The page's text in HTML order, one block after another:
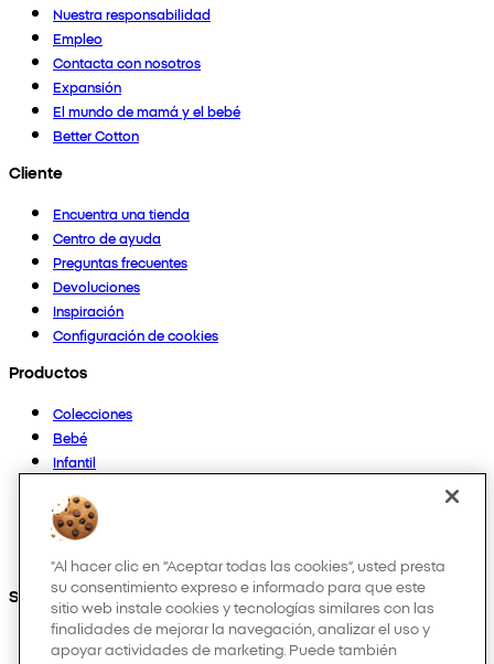
Nuestra responsabilidad
Empleo
Contacta con nosotros
Expansión
El mundo de mamá y el bebé
Better Cotton
Cliente
Encuentra una tienda
Centro de ayuda
Preguntas frecuentes
Devoluciones
Inspiración
Configuración de cookies
Productos
Colecciones
Bebé
Infantil
Mujer
Hombre
Otros
Síguenos en:
"Al hacer clic en “Aceptar todas las cookies”, usted presta
su consentimiento expreso e informado para que este
sitio web instale cookies y tecnologías similares con las
finalidades de mejorar la navegación, analizar el uso y
apoyar actividades de marketing. Puede también